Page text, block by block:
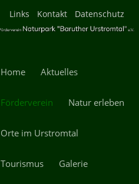
Navigation
überspringen
Links Kontakt Datenschutz
Navigation
Home Aktuelles
Förderverein Natur erleben
Orte im Urstromtal
Tourismus Galerie